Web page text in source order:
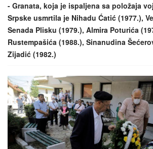
t
i
o
n
- Granata, koja je ispaljena sa položaja
Srpske usmrtila je Nihadu Ćatić (1977.),
Senada Plisku (1979.), Almira Poturića
Rustempašića (1988.), Sinanudina
Zijadić (1982.)